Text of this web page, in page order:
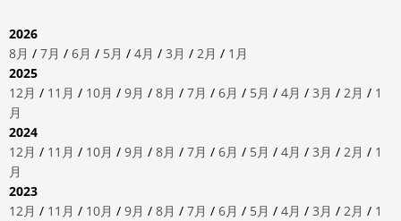
2026
8月 / 7月 / 6月 / 5月 / 4月 / 3月 / 2月 / 1月
2025
12月 / 11月 / 10月 / 9月 / 8月 / 7月 / 6月 / 5月 / 4月 / 3月 / 2月 / 1
月
2024
12月 / 11月 / 10月 / 9月 / 8月 / 7月 / 6月 / 5月 / 4月 / 3月 / 2月 / 1
月
2023
12月 / 11月 / 10月 / 9月 / 8月 / 7月 / 6月 / 5月 / 4月 / 3月 / 2月 / 1